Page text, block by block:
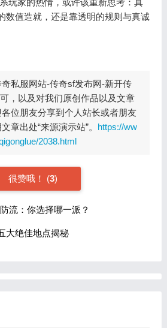
玩家的热情，或许该重新思考：真
数值造就，还是靠透明的规则与真诚
私服网站-传奇sf发布网-新开传
，以及对我们原创作品以及文章
位朋友分享到个人站长或者朋友
章出处“来源演示站”。 https://ww
2038.html
很赞哦！ (3)
流：你选择哪一派？
大绝佳地点揭秘